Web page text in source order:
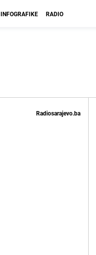
INFOGRAFIKE RADIO
Radiosarajevo.ba